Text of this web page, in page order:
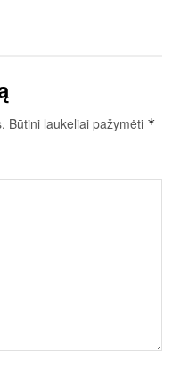
Būtini laukeliai pažymėti *